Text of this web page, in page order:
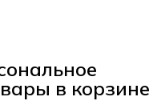
в корзине